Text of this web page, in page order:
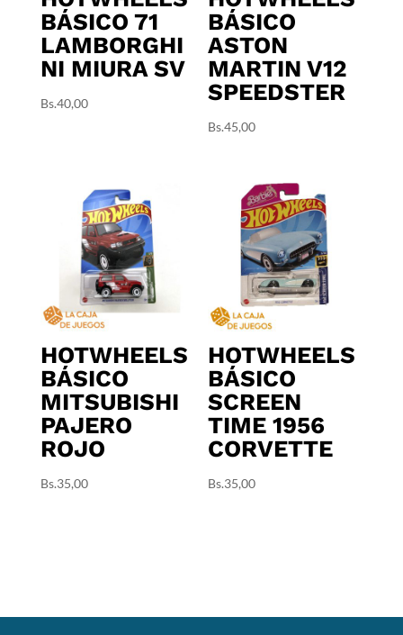
BÁSICO 71
LAMBORGHI
NI MIURA SV
Bs.40,00
BÁSICO
ASTON
MARTIN V12
SPEEDSTER
Bs.45,00
HOTWHEELS
BÁSICO
MITSUBISHI
PAJERO
ROJO
Bs.35,00
HOTWHEELS
BÁSICO
SCREEN
TIME 1956
CORVETTE
Bs.35,00